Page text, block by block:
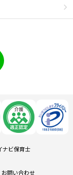
ナビ保育士
お問い合わせ